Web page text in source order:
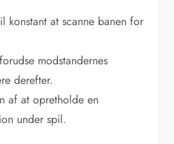
konstant at scanne banen for
modstandernes
derefter.
af at opretholde en
under spil.